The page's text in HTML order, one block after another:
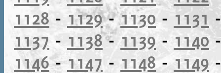
1128 - 1129-1130 - 1131
1137 - 1138-1139-1140
1146-1147 - 1148-1149